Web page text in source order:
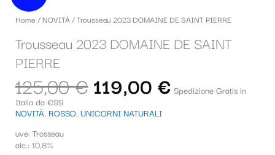
Home /NOVITÀ/ Trousseau 2023 DOMAINE DE SAINT PIERRE
Trousseau 2023 DOMAINE DE SAINT
PIERRE
125,00€
originale
era:
125,00 €.
119,00 €
attuale
è:
119,00 €.
Spedizione Gratis in
Italia da €99
NOVITÀ, ROSSO, UNICORNI NATURALI
uve: Trosseau
alc.: 10,8%
DOMAINE
DE
PIERRE
quantità